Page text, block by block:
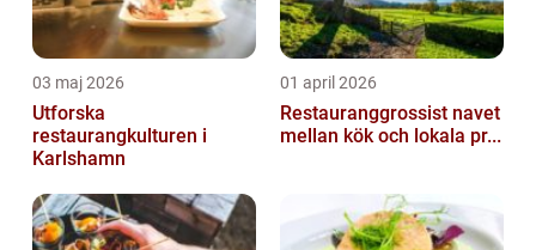
03 maj 2026
Utforska
restaurangkulturen i
Karlshamn
01 april 2026
Restauranggrossist navet
mellan kök och lokala pr...